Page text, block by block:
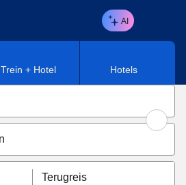
AI
Trein + Hotel Hotels
Terugreis